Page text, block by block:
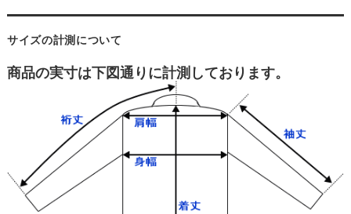
サイズの計測について
商品の実寸は下図通りに計測しております。